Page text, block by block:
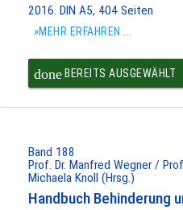
2016. DIN A5, 404 Seiten
»MEHR ERFAHREN ...
doneBEREITS AUSGEWÄHLT
Band 188
Prof. Dr. Manfred Wegner /
Michaela Knoll (Hrsg.)
Handbuch Behinderung